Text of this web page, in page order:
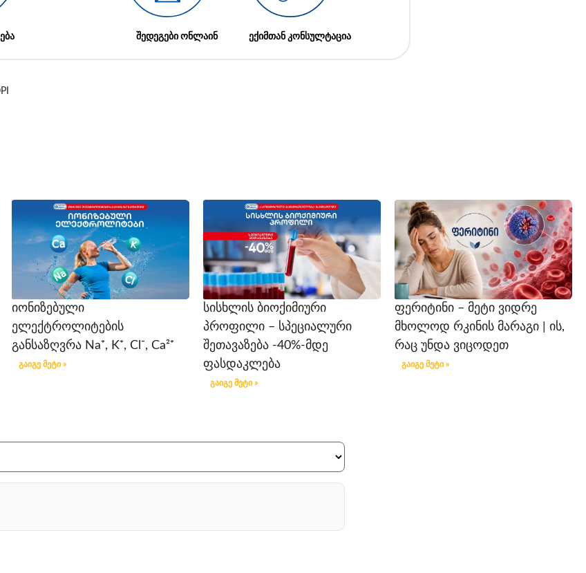
შედეგები ონლაინ ექიმთან კონსულტაცია
იონიზებული
ელექტროლიტების
განსაზღვრა Na⁺, K⁺, Cl⁻, Ca²⁺
გაიგე მეტი »
სისხლის ბიოქიმიური
პროფილი – სპეციალური
შეთავაზება -40%-მდე
ფასდაკლება
გაიგე მეტი »
ფერიტინი – მეტი ვიდრე
მხოლოდ რკინის მარაგი | ის,
რაც უნდა ვიცოდეთ
გაიგე მეტი »